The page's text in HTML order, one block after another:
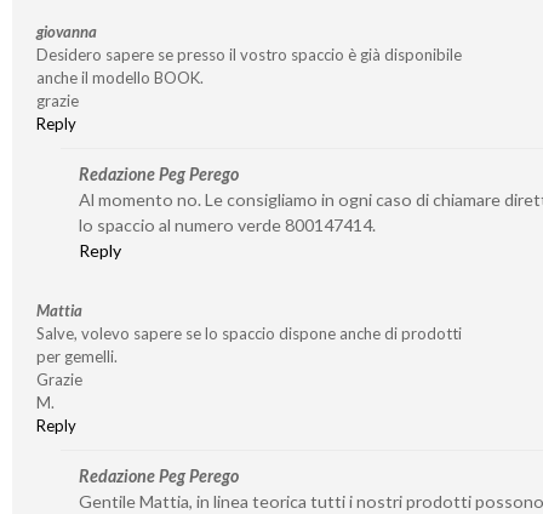
giovanna
Desidero sapere se presso il vostro spaccio è già disponibile
anche il modello BOOK.
grazie
Reply
Redazione Peg Perego
Al momento no. Le consigliamo in ogni caso di chiamare
lo spaccio al numero verde 800147414.
Reply
Mattia
Salve, volevo sapere se lo spaccio dispone anche di prodotti
per gemelli.
Grazie
M.
Reply
Redazione Peg Perego
Gentile Mattia, in linea teorica tutti i nostri prodotti